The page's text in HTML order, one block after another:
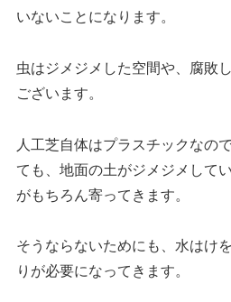
いないことになります。
虫はジメジメした空間や、腐敗
ございます。
人工芝自体はプラスチックなの
ても、地面の土がジメジメして
がもちろん寄ってきます。
そうならないためにも、水はけ
りが必要になってきます。